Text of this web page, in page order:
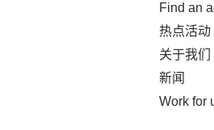
Find an
热点活动
关于我们
新闻
Work for